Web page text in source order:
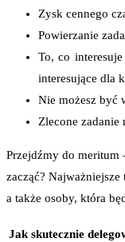
Zysk cennego
Powierzanie
To, co
interesujące dla
Nie możesz być
Zlecone
Przejdźmy do meritum
zacząć?
a także osoby, która
Jak skutecznie